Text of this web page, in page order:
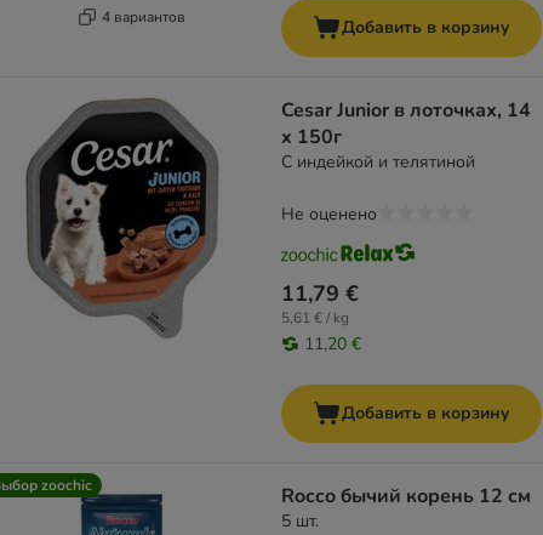
4 вариантов Добавить в корзину
Cesar Junior в лоточках, 14
x 150г
С индейкой и телятиной
11,79 €
5,61 € / kg
11,20 €
Не оценено
Добавить в корзину
zoochic Rocco бычий корень 12 см
5 шт.